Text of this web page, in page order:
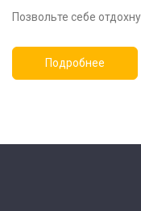
Позвольте себе
Подробнее